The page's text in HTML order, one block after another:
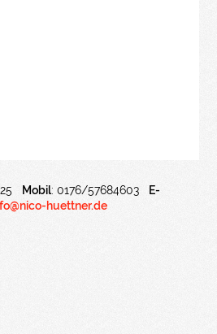
Mobil: 0176/57684603
E-
huettner.de